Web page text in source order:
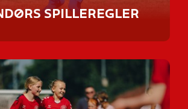
SPILLEREGLER